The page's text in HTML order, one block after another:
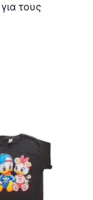
τους